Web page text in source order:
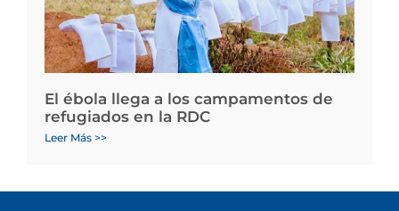
El ébola llega a los campamentos de
refugiados en la RDC
Leer Más >>